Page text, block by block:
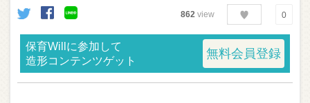
862 view 0
保育Willに参加して
造形コンテンツゲット
無料会員登録